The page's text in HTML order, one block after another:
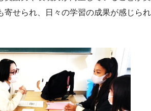
寄せられ、日々の学習の成果が感じられ